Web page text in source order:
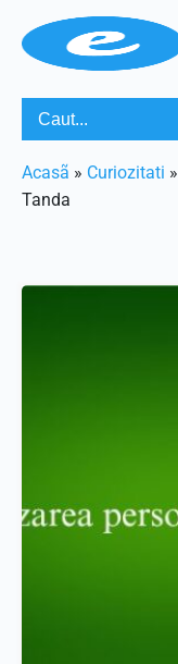
Acasã » Curiozitati »
Tanda